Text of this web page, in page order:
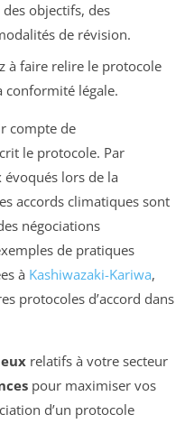
objectifs, des
de révision.
à faire relire le protocole
conformité légale.
compte de
le protocole. Par
lors de la
accords climatiques sont
négociations
de pratiques
à Kashiwazaki-Kariwa,
protocoles d’accord dans
relatifs à votre secteur
pour maximiser vos
d’un protocole